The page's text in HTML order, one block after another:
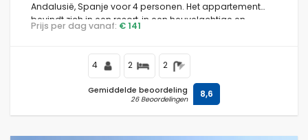
Andalusië, Spanje voor 4 personen. Het appartement
bevindt zich in een resort, in een heuvelachtige en
residentiële omgeving, dicht bij een golfbaan en
Torrequebrada.
Prijs per dag vanaf: € 141
4 2 2
Gemiddelde beoordeling
26 Beoordelingen 8,6